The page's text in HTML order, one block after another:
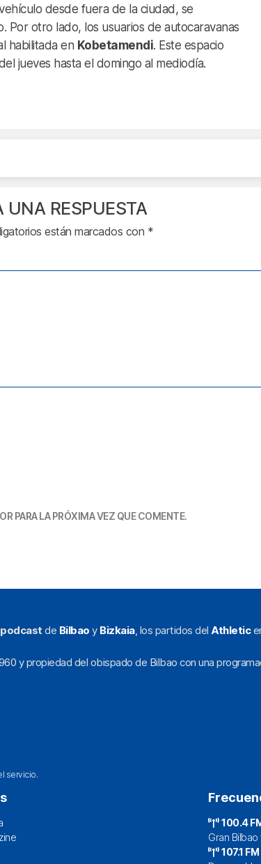
desde fuera de la ciudad, se
Por otro lado, los usuarios de autocaravanas
habilitada en Kobetamendi. Este espacio
jueves hasta el domingo al mediodía.
UNA RESPUESTA
están marcados con *
PARA LA PRÓXIMA VEZ QUE COMENTE.
podcast de Bilbao y Bizkaia, los partidos del Athletic
y propiedad del obispado de Bilbao con una
servicio.
100.4
Gran Bilbao
107.1 FM